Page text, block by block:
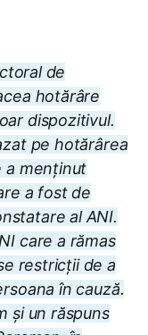
de
hotărâre
dispozitivul.
pe hotărârea
a menținut
a fost de
al ANI.
care a rămas
restricții de a
în cauză.
și un răspuns